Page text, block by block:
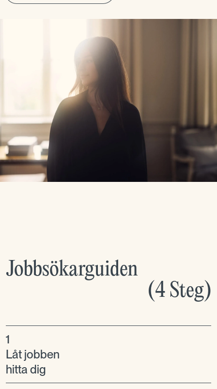
Jobbsökarguiden
(4 Steg)
1
Låt jobben
hitta dig